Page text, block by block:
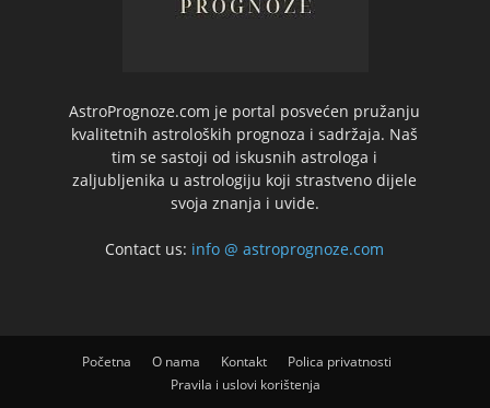
AstroPrognoze.com je portal posvećen pružanju
kvalitetnih astroloških prognoza i sadržaja. Naš
tim se sastoji od iskusnih astrologa i
zaljubljenika u astrologiju koji strastveno dijele
svoja znanja i uvide.
Contact us: info @ astroprognoze.com
Početna O nama Kontakt
Polica privatnosti
Pravila i uslovi korištenja